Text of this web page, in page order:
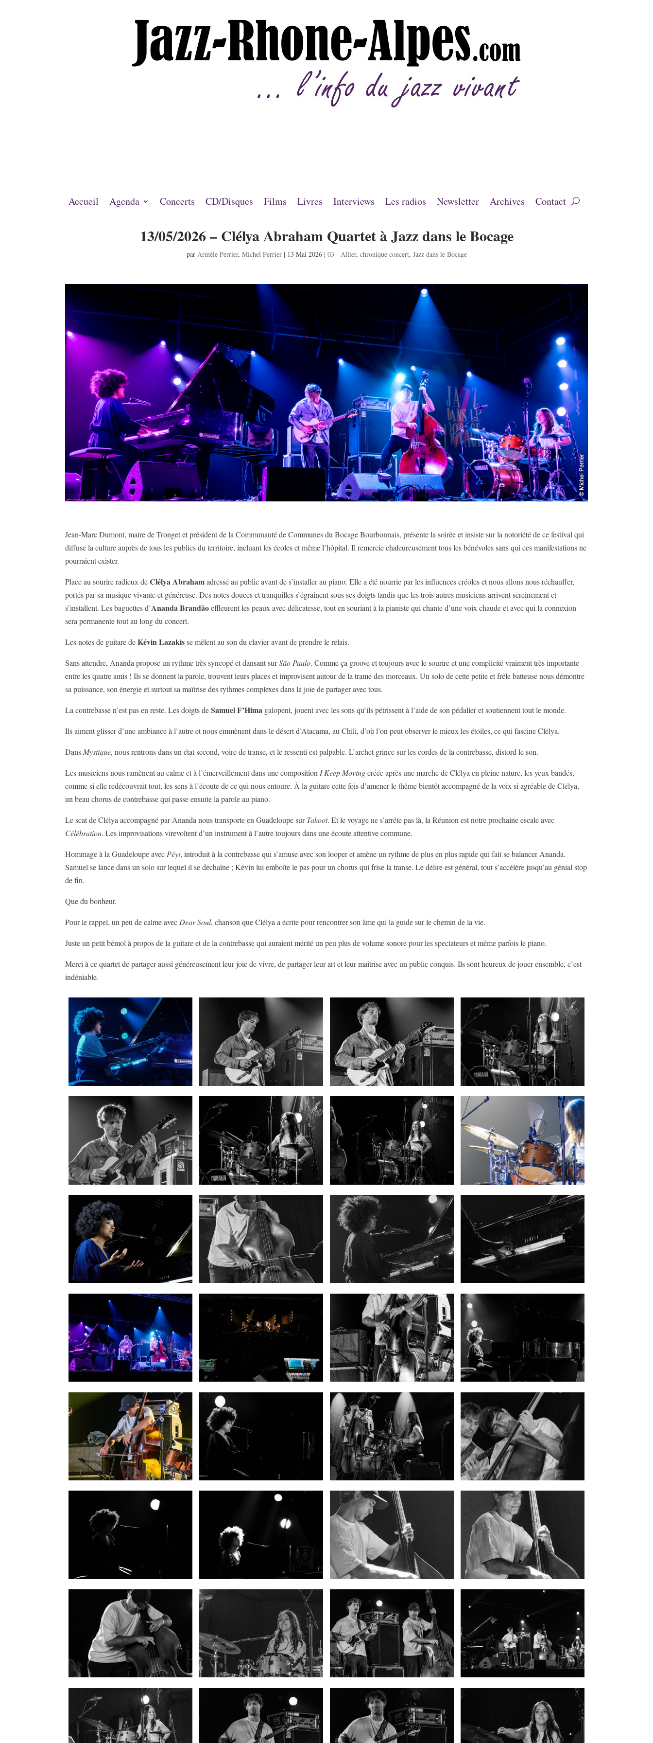
Accueil Agenda Concerts CD/Disques Films Livres Interviews Les radios Newsletter Archives Contact
13/05/2026 – Clélya Abraham Quartet à Jazz dans le Bocage
par Armèle Perrier, Michel Perrier| 13 Mai 2026| 03 - Allier, chronique concert, Jazz dans le Bocage
Jean-Marc Dumont, maire de Tronget et président de la Communauté de Communes du Bocage Bourbonnais, présente la soirée et insiste sur la notoriété de ce festival qui
diffuse la culture auprès de tous les publics du territoire, incluant les écoles et même l’hôpital. Il remercie chaleureusement tous les bénévoles sans qui ces manifestations ne
pourraient exister.
Place au sourire radieux deClélya Abrahamadressé au public avant de s’installer au piano. Elle a été nourrie par les influences créoles et nous allons nous réchauffer,
portés par sa musique vivante et généreuse. Des notes douces et tranquilles s’égrainent sous ses doigts tandis que les trois autres musiciens arrivent sereinement et
s’installent. Les baguettes d’Ananda Brandãoeffleurent les peaux avec délicatesse, tout en souriant à la pianiste qui chante d’une voix chaude et avec qui la connexion
sera permanente tout au long du concert.
Les notes de guitare deKévin Lazakisse mêlent au son du clavier avant de prendre le relais.
Sans attendre, Ananda propose un rythme très syncopé et dansant surSão Paulo. Comme ça groove et toujours avec le sourire et une complicité vraiment très importante
entre les quatre amis ! Ils se donnent la parole, trouvent leurs places et improvisent autour de la trame des morceaux. Un solo de cette petite et frêle batteuse nous démontre
sa puissance, son énergie et surtout sa maîtrise des rythmes complexes dans la joie de partager avec tous.
La contrebasse n’est pas en reste. Les doigts deSamuel F’Hima galopent, jouent avec les sons qu’ils pétrissent à l’aide de son pédalier et soutiennent tout le monde.
Ils aiment glisser d’une ambiance à l’autre et nous emmènent dans le désert d’Atacama, au Chili, d’où l’on peut observer le mieux les étoiles, ce qui fascine Clélya.
Dans Mystique, nous rentrons dans un état second, voire de transe, et le ressenti est palpable. L’archet grince sur les cordes de la contrebasse, distord le son.
Les musiciens nous ramènent au calme et à l’émerveillement dans une composition I Keep Movingcréée après une marche de Clélya en pleine nature, les yeux bandés,
comme si elle redécouvrait tout, les sens à l’écoute de ce qui nous entoure. À la guitare cette fois d’amener le thème bientôt accompagné de la voix si agréable de Clélya,
un beau chorus de contrebasse qui passe ensuite la parole au piano.
Le scat de Clélya accompagné par Ananda nous transporte en Guadeloupe surTakoot. Et le voyage ne s’arrête pas là, la Réunion est notre prochaine escale avec
Célébration. Les improvisations virevoltent d’un instrument à l’autre toujours dans une écoute attentive commune.
Hommage à la Guadeloupe avec Péyi, introduit à la contrebasse qui s’amuse avec son looper et amène un rythme de plus en plus rapide qui fait se balancer Ananda.
Samuel se lance dans un solo sur lequel il se déchaîne ; Kévin lui emboîte le pas pour un chorus qui frise la transe. Le délire est général, tout s’accélère jusqu’au génial stop
de fin.
Que du bonheur.
Pour le rappel, un peu de calme avec Dear Soul, chanson que Clélya a écrite pour rencontrer son âme qui la guide sur le chemin de la vie.
Juste un petit bémol à propos de la guitare et de la contrebasse qui auraient mérité un peu plus de volume sonore pour les spectateurs et même parfois le piano.
Merci à ce quartet de partager aussi généreusement leur joie de vivre, de partager leur art et leur maîtrise avec un public conquis. Ils sont heureux de jouer ensemble, c’est
indéniable.